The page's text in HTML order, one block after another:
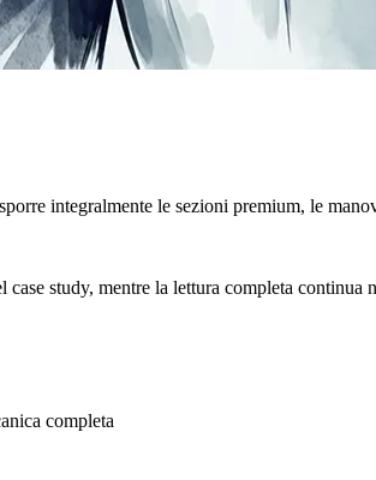
integralmente le sezioni premium, le
study, mentre la lettura completa continua
completa